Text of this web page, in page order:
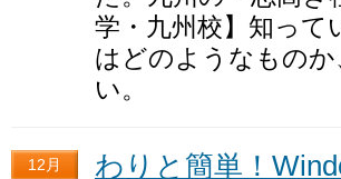
学・九州校】知って
はどのようなもの
い。
12月
わりと簡単！